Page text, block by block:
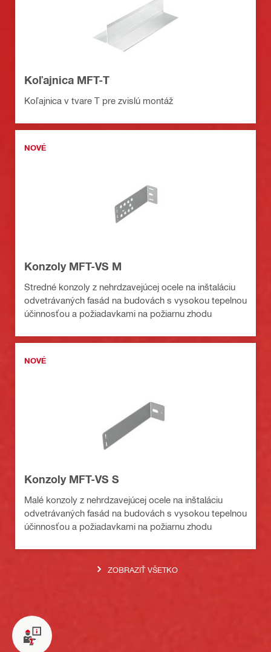
Koľajnica MFT-T
Koľajnica v tvare T pre zvislú montáž
NOVÉ
Konzoly MFT-VS M
Stredné konzoly z nehrdzavejúcej ocele na inštaláciu
odvetrávaných fasád na budovách s vysokou tepelnou
účinnosťou a požiadavkami na požiarnu zhodu
NOVÉ
Konzoly MFT-VS S
Malé konzoly z nehrdzavejúcej ocele na inštaláciu
odvetrávaných fasád na budovách s vysokou tepelnou
účinnosťou a požiadavkami na požiarnu zhodu
ZOBRAZIŤ VŠETKO